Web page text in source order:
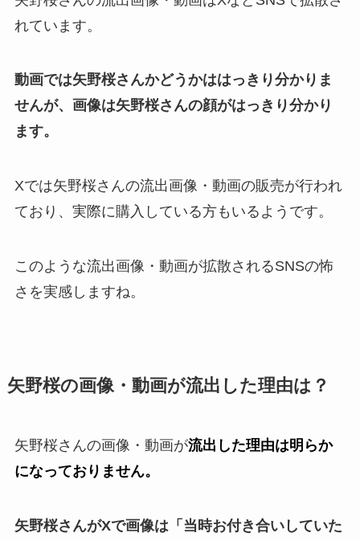
れています。
動画では矢野桜さんかどうかははっきり分かりま
せんが、画像は矢野桜さんの顔がはっきり分かり
ます。
Xでは矢野桜さんの流出画像・動画の販売が行われ
ており、実際に購入している方もいるようです。
このような流出画像・動画が拡散されるSNSの怖
さを実感しますね。
矢野桜の画像・動画が流出した理由は？
矢野桜さんの画像・動画が流出した理由は明らか
になっておりません。
矢野桜さんがXで画像は「当時お付き合いしていた